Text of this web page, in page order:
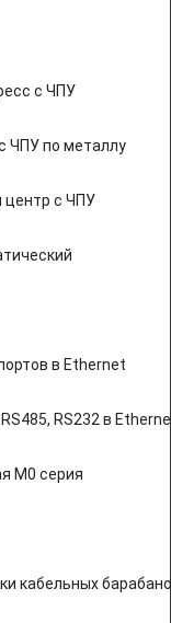
с ЧПУ
ЧПУ по металлу
с ЧПУ
в Ethernet
RS232 в
M0 серия
кабельных